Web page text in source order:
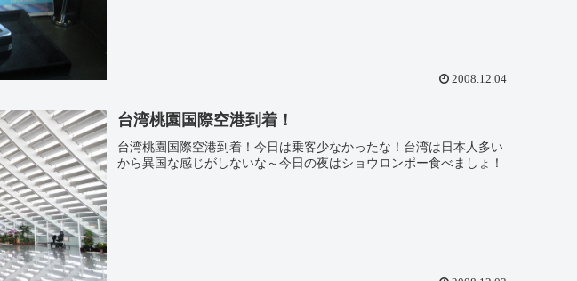
2008.12.04
台湾桃園国際空港到着！
台湾桃園国際空港到着！今日は乗客少なかったな！台湾は日本人多い
から異国な感じがしないな～今日の夜はショウロンポー食べましょ！